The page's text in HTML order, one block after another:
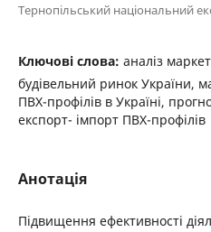
Тернопільський національний
Ключові слова: аналіз
будівельний ринок України,
ПВХ-профілів в Україні,
експорт- імпорт ПВХ-профілів
Анотація
Підвищення ефективності